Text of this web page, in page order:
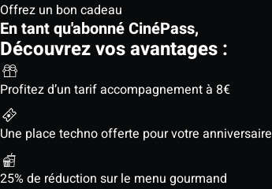
Offrez un bon cadeau
En tant qu'abonné CinéPass,
Découvrez vos avantages :
Profitez d’un tarif accompagnement à 8€
Une place techno offerte pour votre anniversaire
25% de réduction sur le menu gourmand